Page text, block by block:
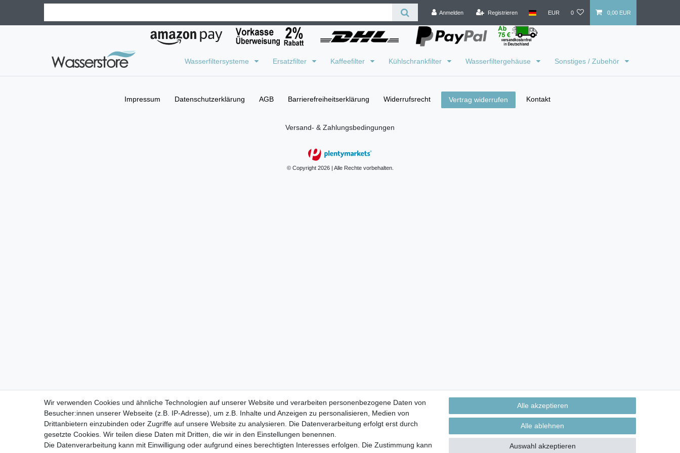
Anmelden Registrieren EUR 0 0,00 EUR
Wasserfiltersysteme Ersatzfilter Kaffeefilter Kühlschrankfilter Wasserfiltergehäuse Sonstiges / Zubehör
Impressum Daten­schutz­erklärung AGB Barrierefreiheitserklärung Widerrufs­recht Vertrag widerrufen Kontakt
Versand- & Zahlungsbedingungen
© Copyright 2026 | Alle Rechte vorbehalten.
Wir verwenden Cookies und ähnliche Technologien auf unserer Website und verarbeiten personenbezogene Daten von
Besucher:innen unserer Webseite (z.B. IP-Adresse), um z.B. Inhalte und Anzeigen zu personalisieren, Medien von
Drittanbietern einzubinden oder Zugriffe auf unsere Website zu analysieren. Die Datenverarbeitung erfolgt erst durch
gesetzte Cookies. Wir teilen diese Daten mit Dritten, die wir in den Einstellungen benennen.
Die Datenverarbeitung kann mit Einwilligung oder aufgrund eines berechtigten Interesses erfolgen. Die Zustimmung kann
Alle akzeptieren
Alle ablehnen
Auswahl akzeptieren